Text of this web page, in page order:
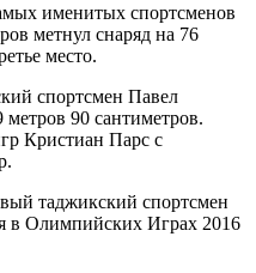
именитых спортсменов
метнул снаряд на 76
место.
спортсмен Павел
90 сантиметров.
Кристиан Парс с
таджикский спортсмен
в Олимпийских Играх 2016